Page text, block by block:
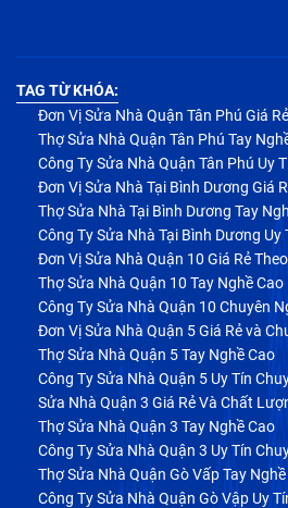
TAG TỪ KHÓA:
Đơn Vị Sửa Nhà Quận Tân Phú Giá
Thợ Sửa Nhà Quận Tân Phú Tay
Công Ty Sửa Nhà Quận Tân Phú Uy
Đơn Vị Sửa Nhà Tại Bình Dương Giá
Thợ Sửa Nhà Tại Bình Dương Tay
Công Ty Sửa Nhà Tại Bình Dương Uy
Đơn Vị Sửa Nhà Quận 10 Giá Rẻ
Thợ Sửa Nhà Quận 10 Tay Nghề Cao
Công Ty Sửa Nhà Quận 10 Chuyên
Đơn Vị Sửa Nhà Quận 5 Giá Rẻ và
Thợ Sửa Nhà Quận 5 Tay Nghề Cao
Công Ty Sửa Nhà Quận 5 Uy Tín
Sửa Nhà Quận 3 Giá Rẻ Và Chất
Thợ Sửa Nhà Quận 3 Tay Nghề Cao
Công Ty Sửa Nhà Quận 3 Uy Tín
Thợ Sửa Nhà Quận Gò Vấp Tay
Công Ty Sửa Nhà Quận Gò Vập Uy